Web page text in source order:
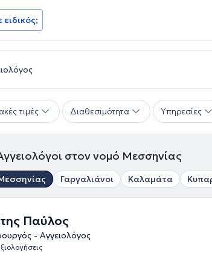
ειδικός;
τιμές Διαθεσιμότητα Υπηρεσίες
στον νομό Μεσσηνίας
Γαργαλιάνοι Καλαμάτα
Παύλος
- Αγγειολόγος